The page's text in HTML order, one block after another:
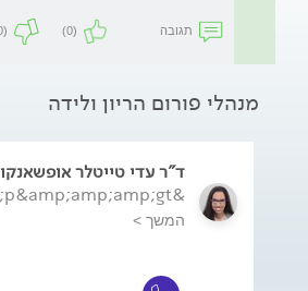
תגובה (0)
(0)
מנהלי פורום הריון ולידה
ד"ר עדי טייטלר אופשאנקו
&amp;amp;amp;lt;p&amp;amp;amp;gt;ד&amp;amp;amp;amp;quot;...
המשך >